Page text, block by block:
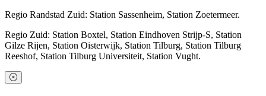
Regio Randstad Zuid: Station Sassenheim, Station Zoetermeer.
Regio Zuid: Station Boxtel, Station Eindhoven Strijp-S, Station
Gilze Rijen, Station Oisterwijk, Station Tilburg, Station Tilburg
Reeshof, Station Tilburg Universiteit, Station Vught.